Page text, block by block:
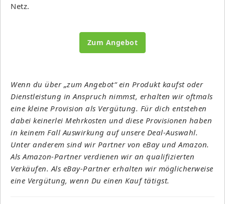
Netz.
Zum Angebot
Wenn du über „zum Angebot“ ein Produkt kaufst oder
Dienstleistung in Anspruch nimmst, erhalten wir oftmals
eine kleine Provision als Vergütung. Für dich entstehen
dabei keinerlei Mehrkosten und diese Provisionen haben
in keinem Fall Auswirkung auf unsere Deal-Auswahl.
Unter anderem sind wir Partner von eBay und Amazon.
Als Amazon-Partner verdienen wir an qualifizierten
Verkäufen. Als eBay-Partner erhalten wir möglicherweise
eine Vergütung, wenn Du einen Kauf tätigst.